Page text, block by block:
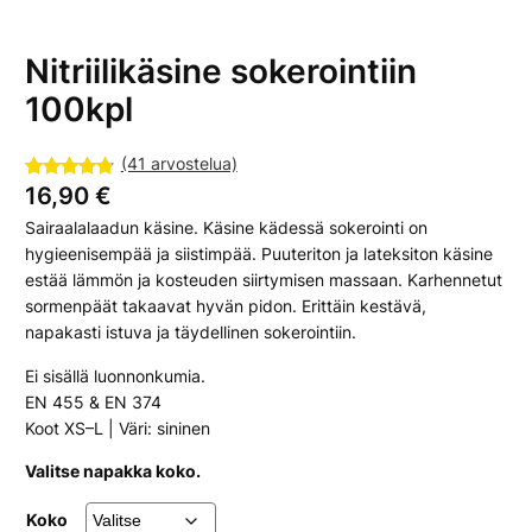
Nitriilikäsine sokerointiin
100kpl
Arvio4.76
5:stä
perustuen
41
asiakkaan
arvotuksee
n.
(41 arvostelua)
16,90€
Sairaalalaadun käsine. Käsine kädessä sokerointi on
hygieenisempää ja siistimpää. Puuteriton ja lateksiton käsine
estää lämmön ja kosteuden siirtymisen massaan. Karhennetut
sormenpäät takaavat hyvän pidon. Erittäin kestävä,
napakasti istuva ja täydellinen sokerointiin.
Ei sisällä luonnonkumia.
EN 455 & EN 374
Koot XS–L | Väri: sininen
Valitse napakka koko.
Koko